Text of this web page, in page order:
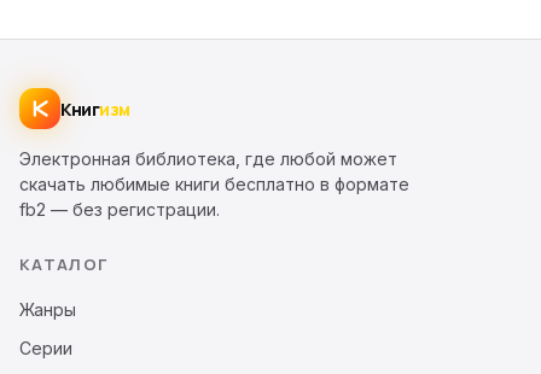
Книгизм
Электронная библиотека, где любой может
скачать любимые книги бесплатно в формате
fb2 — без регистрации.
КАТАЛОГ
Жанры
Серии